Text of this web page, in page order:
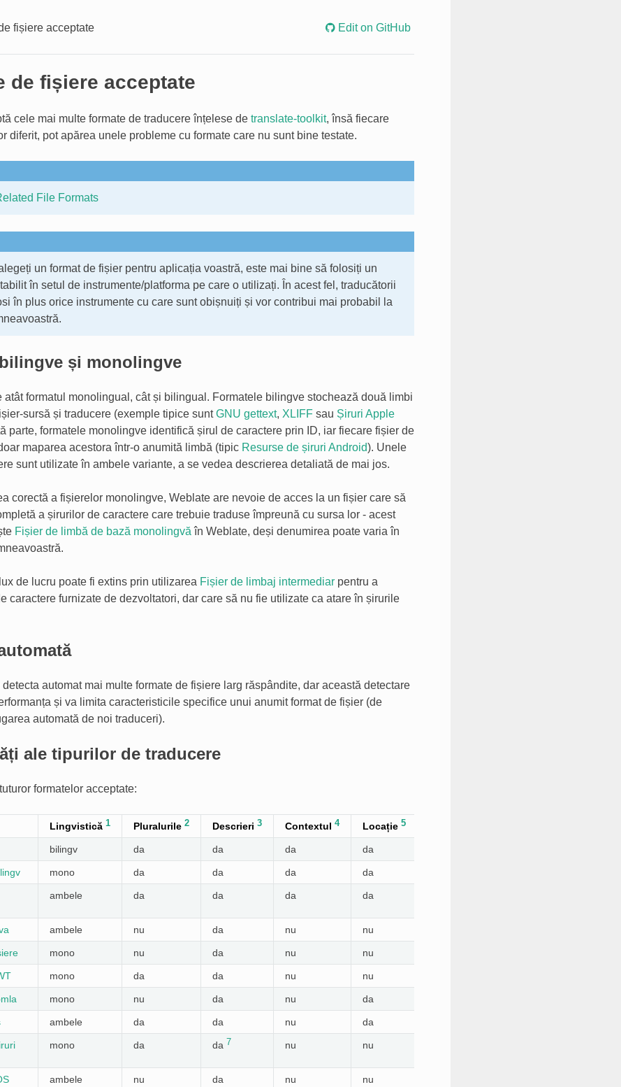
fișiere acceptate Edit on GitHub
de fișiere acceptate
cele mai multe formate de traducere înțelese de translate-toolkit, însă fiecare
diferit, pot apărea unele probleme cu formate care nu sunt bine testate.
File Formats
un format de fișier pentru aplicația voastră, este mai bine să folosiți un
în setul de instrumente/platforma pe care o utilizați. În acest fel, traducătorii
în plus orice instrumente cu care sunt obișnuiți și vor contribui mai probabil la
și monolingve
formatul monolingual, cât și bilingual. Formatele bilingve stochează două limbi
sursă și traducere (exemple tipice suntGNU gettext, XLIFFsau Șiruri Apple
parte, formatele monolingve identifică șirul de caractere prin ID, iar fiecare fișier de
maparea acestora într-o anumită limbă (tipic Resurse de șiruri Android). Unele
sunt utilizate în ambele variante, a se vedea descrierea detaliată de mai jos.
corectă a fișierelor monolingve, Weblate are nevoie de acces la un fișier care să
a șirurilor de caractere care trebuie traduse împreună cu sursa lor - acest
Fișier de limbă de bază monolingvă în Weblate, deși denumirea poate varia în
de lucru poate fi extins prin utilizarea Fișier de limbaj intermediarpentru a
caractere furnizate de dezvoltatori, dar care să nu fie utilizate ca atare în șirurile
automat mai multe formate de fișiere larg răspândite, dar această detectare
și va limita caracteristicile specifice unui anumit format de fișier (de
automată de noi traduceri).
ale tipurilor de traducere
formatelor acceptate:
Lingvistică 1 Pluralurile 2 Descrieri 3 Contextul 4 Locație 5
bilingv da da da da
mono da da da da
ambele da da da da
ambele nu da nu nu
mono nu da nu nu
mono da da nu nu
mono nu da nu da
ambele da da nu da
mono da da 7 nu nu
ambele nu da nu nu